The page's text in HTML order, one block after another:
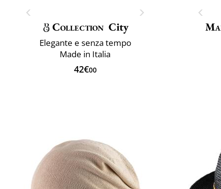
Collection City
Elegante e senza tempo
Made in Italia
42€00